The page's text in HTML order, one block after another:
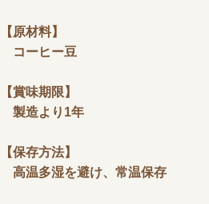
【原材料】
コーヒー豆
【賞味期限】
製造より1年
【保存方法】
高温多湿を避け、常温保存